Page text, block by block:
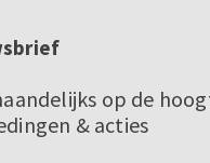
op de
& acties